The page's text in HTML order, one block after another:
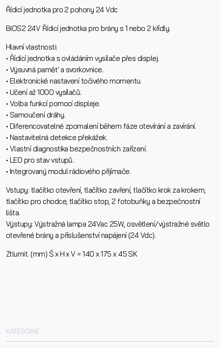
KATEGORIE
Řídicí jednotka pro 2 pohony 24 Vdc
BIOS2 24V Řídicí jednotka pro brány s 1 nebo 2 křídly.
Hlavní vlastnosti:
• Řídicí jednotka s ovládáním vysílače přes displej.
• Výsuvná paměť a svorkovnice.
• Elektronické nastavení točivého momentu.
• Učení až 1000 vysílačů.
• Volba funkcí pomocí displeje.
• Samoučení dráhy.
• Diferencovatelné zpomalení během fáze otevírání a zavírání.
• Nastavitelná detekce překážek.
• Vlastní diagnostika bezpečnostních zařízení.
• LED pro stav vstupů.
• Integrovaný modul rádiového přijímače.
Vstupy: tlačítko otevření, tlačítko zavření, tlačítko krok za krokem,
tlačítko pro chodce, tlačítko stop, 2 fotobuňky a bezpečnostní
lišta.
Výstupy: Výstražná lampa 24Vac 25W, osvětlení/výstražné světlo
otevřené brány a příslušenství napájení (24 Vdc).
Ztlumit. (mm) Š x H x V = 140 x 175 x 45 SK
Příjmení
Telefon
E-mail
Dotaz k produktu
Přečetl/a jsem si a jsem srozuměn/a se
zpracováním osobních údajů.